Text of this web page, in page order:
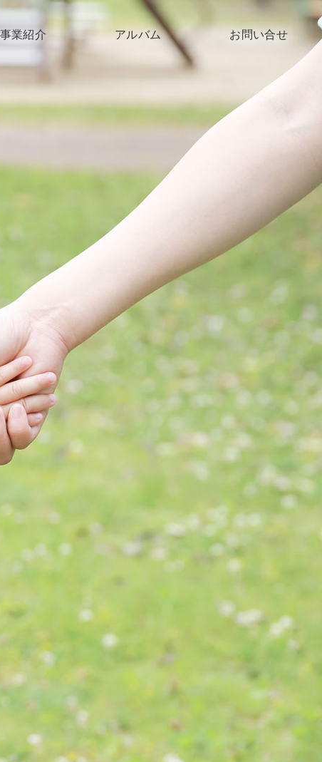
事業紹介
育て支援
齢者支援
がい支援
アルバム お問い合せ